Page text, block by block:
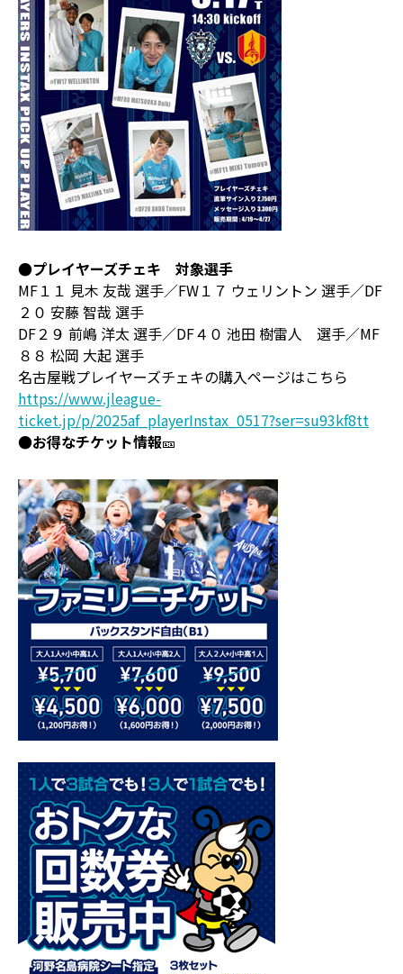
●プレイヤーズチェキ 対象選手
MF１１ 見木 友哉 選手／FW１７ ウェリントン 選手／DF
２０ 安藤 智哉 選手
DF２９ 前嶋 洋太 選手／DF４０ 池田 樹雷人 選手／MF
８８ 松岡 大起 選手
名古屋戦プレイヤーズチェキの購入ページはこちら
https://www.jleague-
ticket.jp/p/2025af_playerInstax_0517?ser=su93kf8tt
●お得なチケット情報🎫